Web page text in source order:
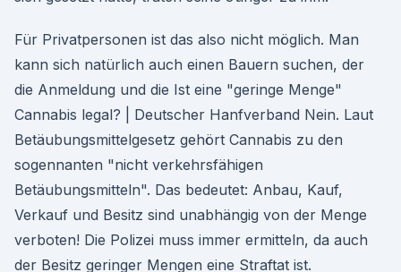
Für Privatpersonen ist das also nicht möglich. Man
kann sich natürlich auch einen Bauern suchen, der
die Anmeldung und die Ist eine "geringe Menge"
Cannabis legal? | Deutscher Hanfverband Nein. Laut
Betäubungsmittelgesetz gehört Cannabis zu den
sogennanten "nicht verkehrsfähigen
Betäubungsmitteln". Das bedeutet: Anbau, Kauf,
Verkauf und Besitz sind unabhängig von der Menge
verboten! Die Polizei muss immer ermitteln, da auch
der Besitz geringer Mengen eine Straftat ist.